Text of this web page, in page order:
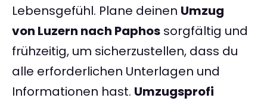
Lebensgefühl. Plane deinen Umzug
von Luzern nach Paphos sorgfältig und
frühzeitig, um sicherzustellen, dass du
alle erforderlichen Unterlagen und
Informationen hast. Umzugsprofi